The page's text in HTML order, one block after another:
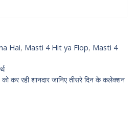
Hai, Masti 4 Hit ya Flop, Masti 4
रही शानदार जानिए तीसरे दिन के कलेक्शन